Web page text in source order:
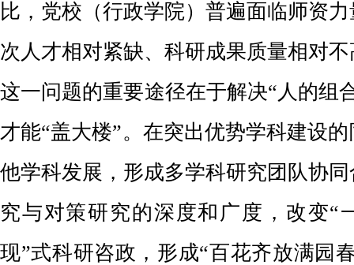
比，党校（行政学院）普遍面临师资
次人才相对紧缺、科研成果质量相对
这一问题的重要途径在于解决“人的组
才能“盖大楼”。在突出优势学科建设
他学科发展，形成多学科研究团队协
究与对策研究的深度和广度，改变“
现”式科研咨政，形成“百花齐放满园